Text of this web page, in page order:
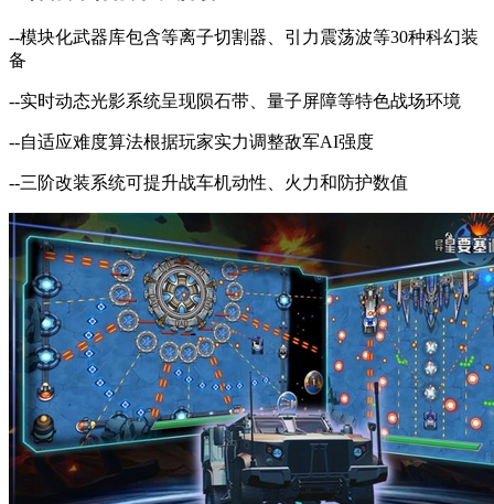
--模块化武器库包含等离子切割器、引力震荡波等30种科幻装
备
--实时动态光影系统呈现陨石带、量子屏障等特色战场环境
--自适应难度算法根据玩家实力调整敌军AI强度
--三阶改装系统可提升战车机动性、火力和防护数值